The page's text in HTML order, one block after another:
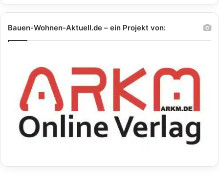
Bauen-Wohnen-Aktuell.de – ein Projekt von: